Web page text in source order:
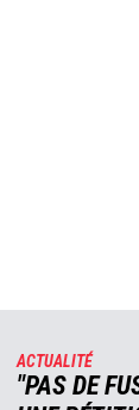
ACTUALITÉ
"PAS DE